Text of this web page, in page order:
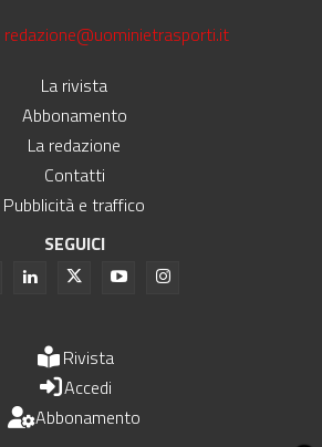
redazione@uominietrasporti.it
La rivista
Abbonamento
La redazione
Contatti
Pubblicità e traffico
SEGUICI
Rivista
Accedi
Abbonamento